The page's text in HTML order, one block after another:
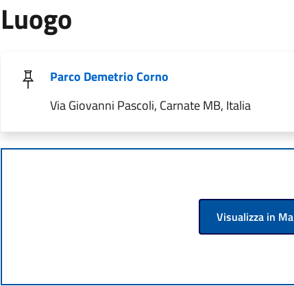
Luogo
Parco Demetrio Corno
Via Giovanni Pascoli, Carnate MB, Italia
Visualizza in